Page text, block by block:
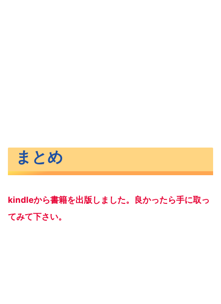
まとめ
kindleから書籍を出版しました。良かったら手に取っ
てみて下さい。